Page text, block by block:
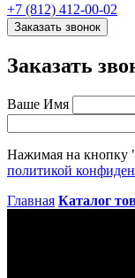
+7 (812) 412-00-02
Заказать звонок
Заказать
Ваше Имя
Нажимая на кнопку
политикой
Главная Каталог